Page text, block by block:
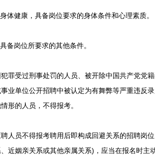
健康，具备岗位要求的身体条件和心理素质。
岗位所要求的其他条件。
受过刑事处罚的人员、被开除中国共产党党籍
业单位公开招聘中被认定为有舞弊等严重违反
形的人员，不得报考。
员不得报考聘用后即构成回避关系的招聘岗位
近姻亲关系或其他亲属关系)，应当在报名时主